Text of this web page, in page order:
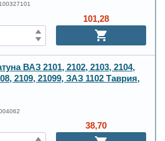
101,28
ВАЗ 2101, 2102, 2103, 2104,
2109, 21099, ЗАЗ 1102 Таврия,
38,70